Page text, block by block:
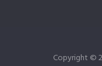
Copyright ©